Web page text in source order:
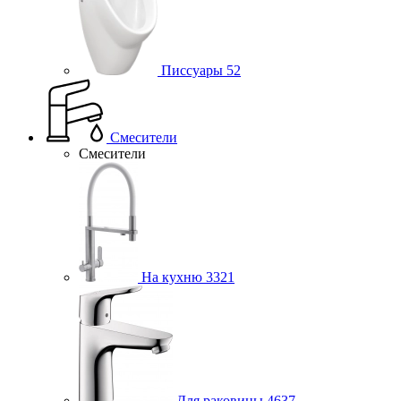
Писсуары 52
Смесители
Смесители
На кухню 3321